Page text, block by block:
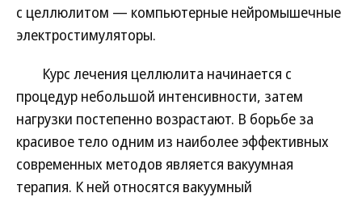
с целлюлитом — компьютерные нейромышечные
электростимуляторы.
Курс лечения целлюлита начинается с
процедур небольшой интенсивности, затем
нагрузки постепенно возрастают. В борьбе за
красивое тело одним из наиболее эффективных
современных методов является вакуумная
терапия. К ней относятся вакуумный